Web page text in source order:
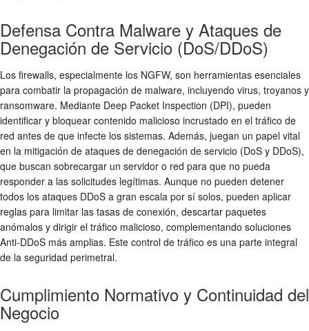
Defensa Contra Malware y Ataques de
Denegación de Servicio (DoS/DDoS)
Los firewalls, especialmente los NGFW, son herramientas esenciales
para combatir la propagación de malware, incluyendo virus, troyanos y
ransomware. Mediante Deep Packet Inspection (DPI), pueden
identificar y bloquear contenido malicioso incrustado en el tráfico de
red antes de que infecte los sistemas. Además, juegan un papel vital
en la mitigación de ataques de denegación de servicio (DoS y DDoS),
que buscan sobrecargar un servidor o red para que no pueda
responder a las solicitudes legítimas. Aunque no pueden detener
todos los ataques DDoS a gran escala por sí solos, pueden aplicar
reglas para limitar las tasas de conexión, descartar paquetes
anómalos y dirigir el tráfico malicioso, complementando soluciones
Anti-DDoS más amplias. Este control de tráfico es una parte integral
de la seguridad perimetral.
Cumplimiento Normativo y Continuidad del
Negocio